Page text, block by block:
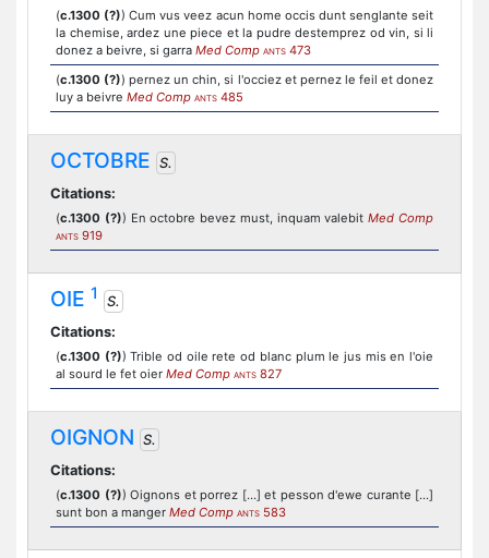
(c.1300 (?)) Cum vus veez acun home occis dunt senglante seit
la chemise, ardez une piece et la pudre destemprez od vin, si li
donez a beivre, si garra Med Comp ANTS 473
(c.1300 (?)) pernez un chin, si l'occiez et pernez le feil et donez
luy a beivre Med Comp ANTS 485
OCTOBRE S.
Citations:
(c.1300 (?)) En octobre bevez must, inquam valebitMed Comp
ANTS 919
OIE 1
S.
Citations:
(c.1300 (?)) Trible od oile rete od blanc plum le jus mis en l'oie
al sourd le fet oier Med Comp ANTS 827
OIGNON S.
Citations:
(c.1300 (?)) Oignons et porrez [...] et pesson d'ewe curante [...]
sunt bon a manger Med Comp ANTS 583